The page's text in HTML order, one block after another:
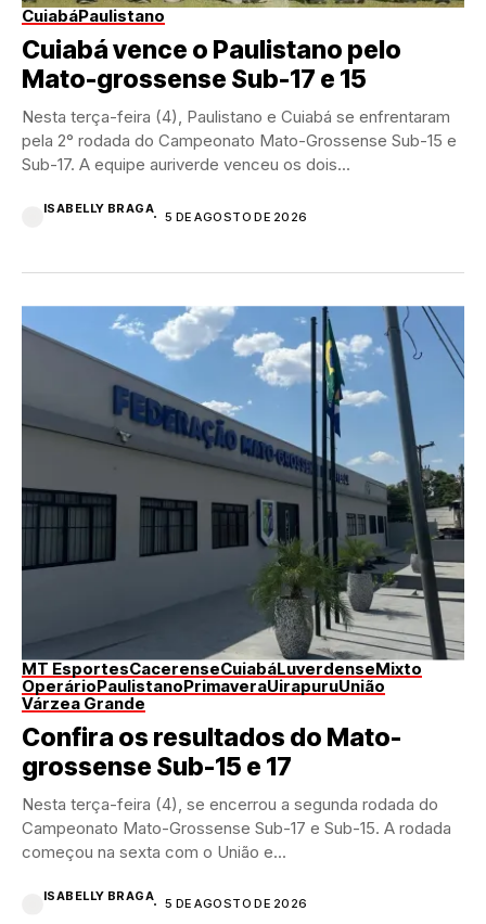
CuiabáPaulistano
Cuiabá vence o Paulistano pelo
Mato-grossense Sub-17 e 15
Nesta terça-feira (4), Paulistano e Cuiabá se enfrentaram
pela 2° rodada do Campeonato Mato-Grossense Sub-15 e
Sub-17. A equipe auriverde venceu os dois...
ISABELLY BRAGA
5 DE AGOSTO DE 2026
MT EsportesCacerenseCuiabáLuverdenseMixto
OperárioPaulistanoPrimaveraUirapuruUnião
Várzea Grande
Confira os resultados do Mato-
grossense Sub-15 e 17
Nesta terça-feira (4), se encerrou a segunda rodada do
Campeonato Mato-Grossense Sub-17 e Sub-15. A rodada
começou na sexta com o União e...
ISABELLY BRAGA
5 DE AGOSTO DE 2026